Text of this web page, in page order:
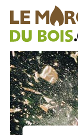
CHAUFFAGE AU
FAQ
CALCULER SA